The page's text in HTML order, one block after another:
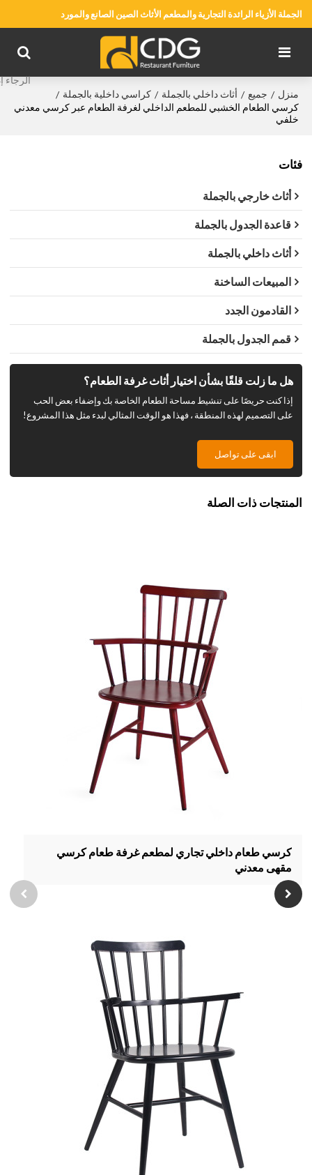
الجملة الأزياء الرائدة التجارية والمطعم الأثاث الصين الصانع والمورد
منزل / جميع / أثاث داخلي بالجملة / كراسي داخلية بالجملة /
كرسي الطعام الخشبي للمطعم الداخلي لغرفة الطعام عبر كرسي معدني
خلفي
فئات
أثاث خارجي بالجملة
قاعدة الجدول بالجملة
أثاث داخلي بالجملة
المبيعات الساخنة
القادمون الجدد
قمم الجدول بالجملة
هل ما زلت قلقًا بشأن اختيار أثاث غرفة الطعام؟
إذا كنت حريصًا على تنشيط مساحة الطعام الخاصة بك وإضفاء بعض الحب
على التصميم لهذه المنطقة ، فهذا هو الوقت المثالي لبدء مثل هذا المشروع!
ابقى على تواصل
المنتجات ذات الصلة
كرسي طعام داخلي تجاري لمطعم غرفة طعام كرسي
مقهى معدني